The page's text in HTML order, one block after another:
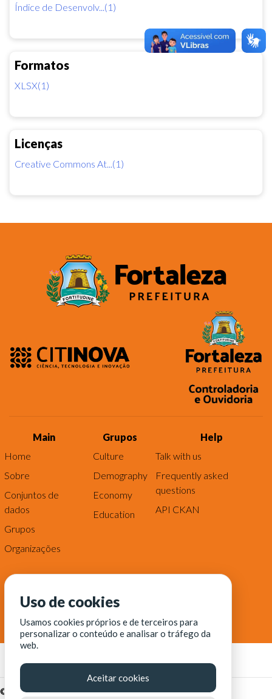
Índice de Desenvolv...(1)
Formatos
XLSX(1)
Licenças
Creative Commons At...(1)
Main
Home
Sobre
Conjuntos de
dados
Grupos
Organizações
Grupos
Culture
Demography
Economy
Education
Help
Talk with us
Frequently asked
questions
API CKAN
© Fortaleza Digital || CITINOVA - Fundação de Ciência,
Uso de cookies
Usamos cookies próprios e de terceiros para
personalizar o conteúdo e analisar o tráfego da
web.
Aceitar cookies